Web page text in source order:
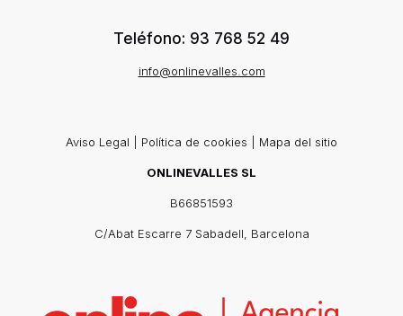
Teléfono: 93 768 52 49
info@onlinevalles.com
Aviso Legal Política de cookies Mapa del sitio
ONLINEVALLES SL
B66851593
C/Abat Escarre 7 Sabadell, Barcelona